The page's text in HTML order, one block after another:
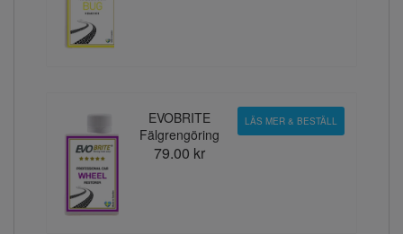
EVOBRITE
Fälgrengöring
79.00 kr
LÄS MER & BESTÄLL